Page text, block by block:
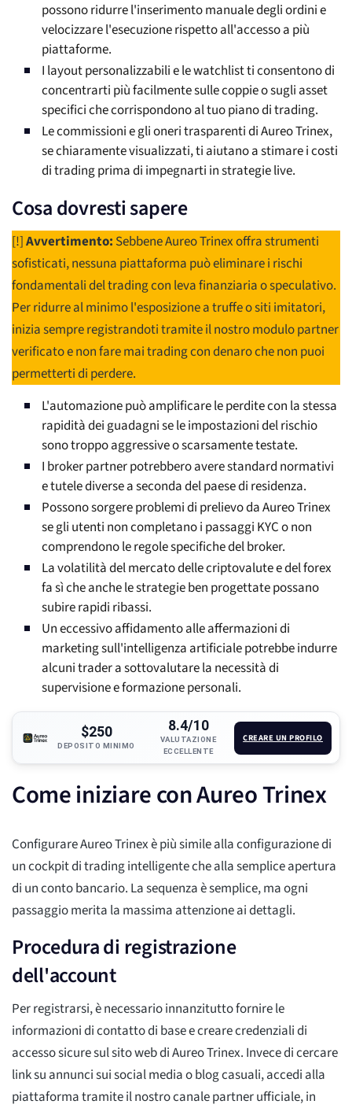
possono ridurre l'inserimento manuale degli ordini e
velocizzare l'esecuzione rispetto all'accesso a più
piattaforme.
I layout personalizzabili e le watchlist ti consentono di
concentrarti più facilmente sulle coppie o sugli asset
specifici che corrispondono al tuo piano di trading.
Le commissioni e gli oneri trasparenti di Aureo Trinex,
se chiaramente visualizzati, ti aiutano a stimare i costi
di trading prima di impegnarti in strategie live.
Cosa dovresti sapere
[!]Avvertimento: Sebbene Aureo Trinex offra strumenti
sofisticati, nessuna piattaforma può eliminare i rischi
fondamentali del trading con leva finanziaria o speculativo.
Per ridurre al minimo l'esposizione a truffe o siti imitatori,
inizia sempre registrandoti tramite il nostro modulo partner
verificato e non fare mai trading con denaro che non puoi
permetterti di perdere.
L'automazione può amplificare le perdite con la stessa
rapidità dei guadagni se le impostazioni del rischio
sono troppo aggressive o scarsamente testate.
I broker partner potrebbero avere standard normativi
e tutele diverse a seconda del paese di residenza.
Possono sorgere problemi di prelievo da Aureo Trinex
se gli utenti non completano i passaggi KYC o non
comprendono le regole specifiche del broker.
La volatilità del mercato delle criptovalute e del forex
fa sì che anche le strategie ben progettate possano
subire rapidi ribassi.
Un eccessivo affidamento alle affermazioni di
marketing sull'intelligenza artificiale potrebbe indurre
alcuni trader a sottovalutare la necessità di
supervisione e formazione personali.
$250
DEPOSITO MINIMO
8.4/10
VALUTAZIONE
ECCELLENTE
CREARE UN PROFILO
Come iniziare con Aureo Trinex
Configurare Aureo Trinex è più simile alla configurazione di
un cockpit di trading intelligente che alla semplice apertura
di un conto bancario. La sequenza è semplice, ma ogni
passaggio merita la massima attenzione ai dettagli.
Procedura di registrazione
dell'account
Per registrarsi, è necessario innanzitutto fornire le
informazioni di contatto di base e creare credenziali di
accesso sicure sul sito web di Aureo Trinex. Invece di cercare
link su annunci sui social media o blog casuali, accedi alla
piattaforma tramite il nostro canale partner ufficiale, in